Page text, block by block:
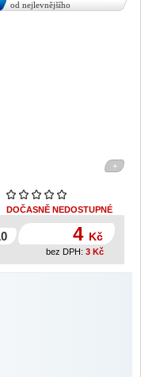
od nejlevnějšího
+
DOČASNĚ NEDOSTUPNÉ
4 Kč
bez DPH: 3 Kč